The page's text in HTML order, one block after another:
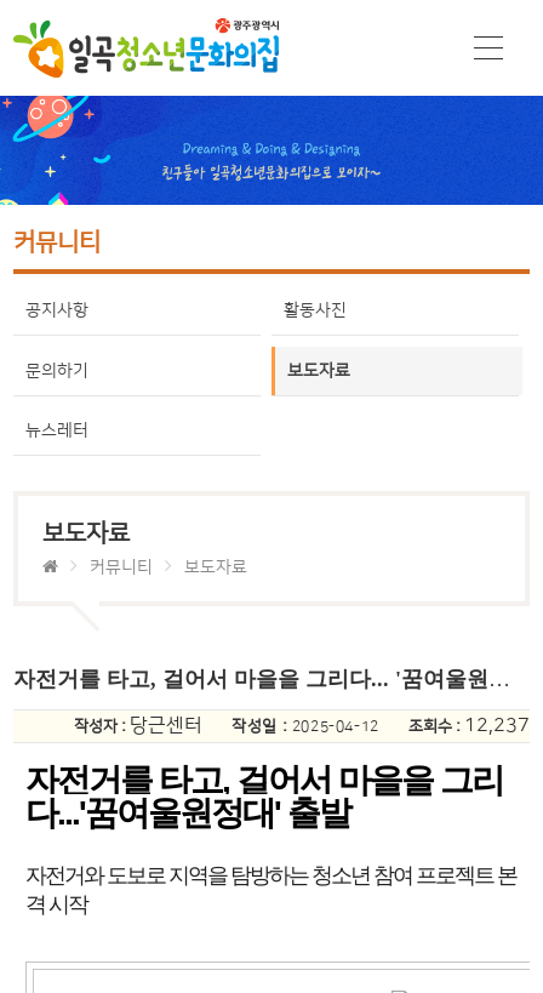
커뮤니티
공지사항 활동사진
문의하기 보도자료
뉴스레터
보도자료
커뮤니티 보도자료
자전거를 타고, 걸어서 마을을 그리다... '꿈여울원정대' 출발
작성자 : 당근센터 작성일 : 2025-04-12 조회수 : 12,237
자전거를 타고, 걸어서 마을을 그리
다...'꿈여울원정대' 출발
자전거와 도보로 지역을 탐방하는 청소년 참여 프로젝트 본
격 시작